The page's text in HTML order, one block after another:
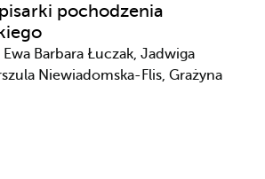
pochodzenia
Ewa Barbara Łuczak, Jadwiga
Niewiadomska-Flis, Grażyna